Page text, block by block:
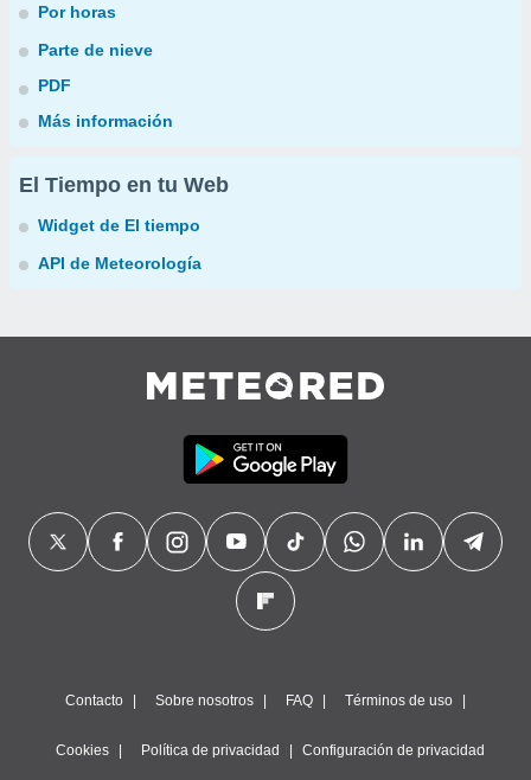
Por horas
Parte de nieve
PDF
Más información
El Tiempo en tu Web
Widget de El tiempo
API de Meteorología
Contacto Sobre nosotros FAQ Términos de uso
Cookies Política de privacidad Configuración de privacidad